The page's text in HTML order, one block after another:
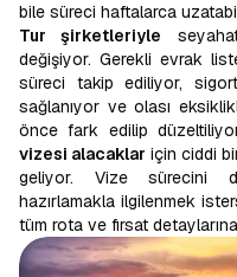
bile süreci haftalarca
Tur şirketleriyle
değişiyor. Gerekli evrak
süreci takip ediliyor,
sağlanıyor ve olası
önce fark edilip
vizesi alacaklar için ciddi
geliyor. Vize sürecini
hazırlamakla ilgilenmek
tüm rota ve fırsat